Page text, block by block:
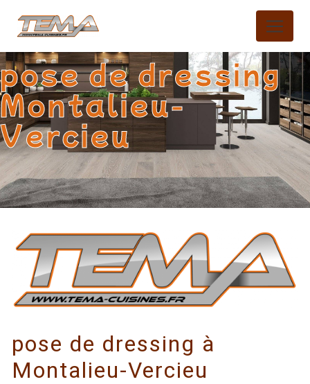
pose de dressing
Montalieu-
Vercieu
pose de dressing à
Montalieu-Vercieu